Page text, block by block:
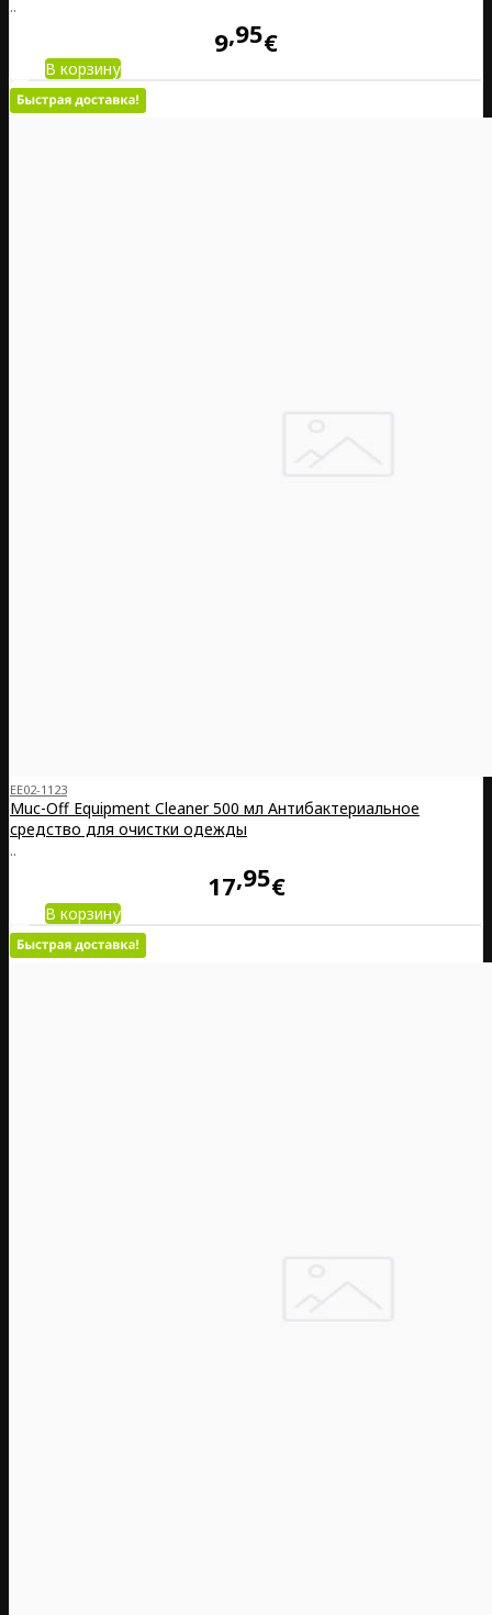
..
9 95€
В корзину
EE02-1123
Muc-Off Equipment Cleaner 500 мл Антибактериальное
средство для очистки одежды
..
17 95€
В корзину